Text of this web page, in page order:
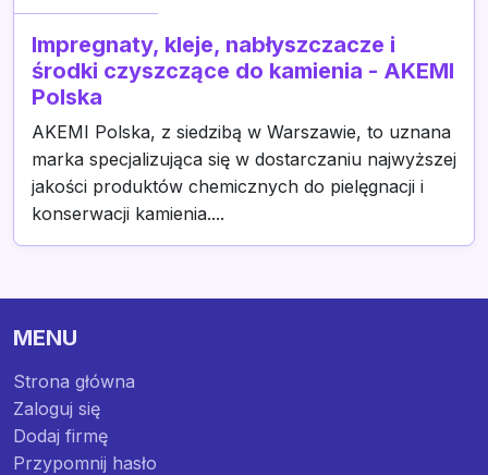
Impregnaty, kleje, nabłyszczacze i
środki czyszczące do kamienia - AKEMI
Polska
AKEMI Polska, z siedzibą w Warszawie, to uznana
marka specjalizująca się w dostarczaniu najwyższej
jakości produktów chemicznych do pielęgnacji i
konserwacji kamienia....
MENU
Strona główna
Zaloguj się
Dodaj firmę
Przypomnij hasło